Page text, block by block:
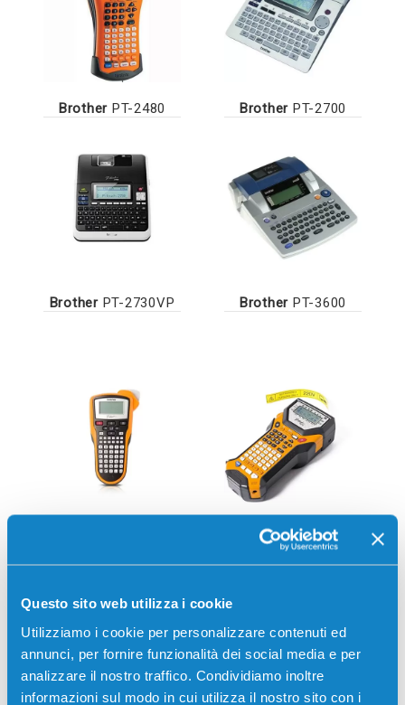
Questo sito web utilizza i cookie
Utilizziamo i cookie per personalizzare contenuti ed
annunci, per fornire funzionalità dei social media e per
analizzare il nostro traffico. Condividiamo inoltre
informazioni sul modo in cui utilizza il nostro sito con i
Brother PT-2480 Brother PT-2700
BrotherPT-2730VP Brother PT-3600
BrotherPT-7500VP